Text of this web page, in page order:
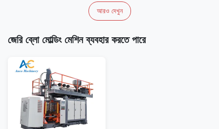
আরও দেখুন
জেরি ব্লো মোল্ডিং মেশিন ব্যবহার করতে পারে